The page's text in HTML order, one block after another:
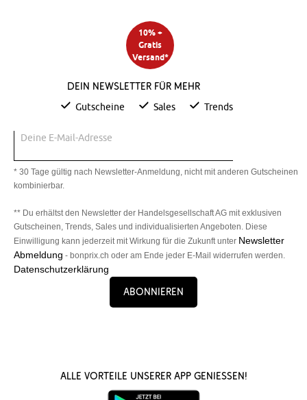
10% +
Gratis
Versand*
Dein Newsletter für mehr
Gutscheine Sales Trends
Deine E-Mail-Adresse
* 30 Tage gültig nach Newsletter-Anmeldung, nicht mit anderen Gutscheinen
kombinierbar.
** Du erhältst den Newsletter der Handelsgesellschaft AG mit exklusiven
Gutscheinen, Trends, Sales und individualisierten Angeboten. Diese
Einwilligung kann jederzeit mit Wirkung für die Zukunft unter Newsletter
Abmeldung - bonprix.ch oder am Ende jeder E-Mail widerrufen werden.
Datenschutzerklärung
Abonnieren
Alle Vorteile unserer App genießen!